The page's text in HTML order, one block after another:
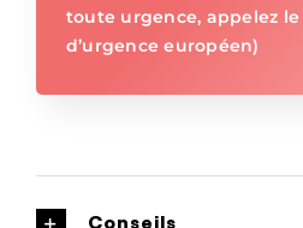
toute urgence, appelez le
d’urgence européen)
Conseils